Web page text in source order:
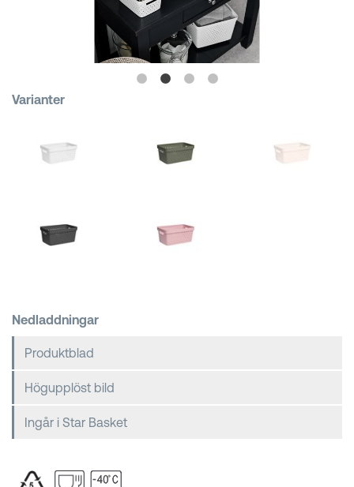
Kundkorgar
Varianter
Nedladdningar
Produktblad
Högupplöst bild
Ingår i Star Basket